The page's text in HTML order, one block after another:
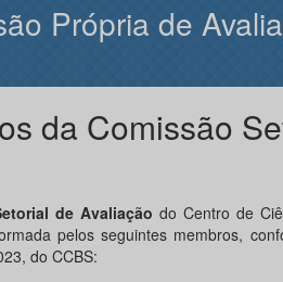
Própria de
da Comissão
de Avaliação do Centro de
pelos seguintes membros,
do CCBS: